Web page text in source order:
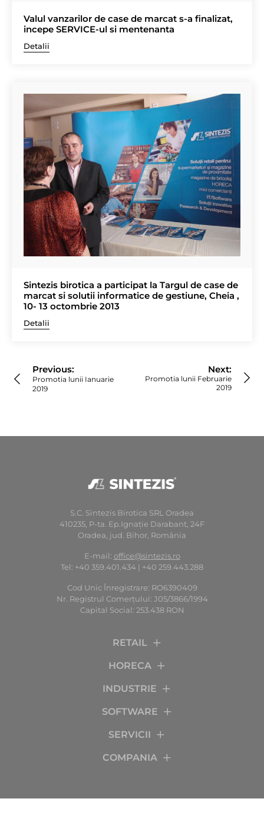
Valul vanzarilor de case de marcat s-a finalizat,
incepe SERVICE-ul si mentenanta
Detalii
Sintezis birotica a participat la Targul de case de
marcat si solutii informatice de gestiune, Cheia ,
10- 13 octombrie 2013
Detalii
articole
Previous:
Promotia lunii Ianuarie
2019
Next:
Promotia lunii Februarie
2019
S.C. Sintezis Birotica SRL Oradea
410235, P-ta. Ep.Ignaţie Darabant, 24F
Oradea, jud. Bihor, România
E-mail: office@sintezis.ro
Tel: +40 359.401.434 | +40 259.443.288
Cod Unic Înregistrare: RO6390409
Nr. Registrul Comerţului: J05/3866/1994
Capital Social: 253.438 RON
RETAIL
HORECA
INDUSTRIE
SOFTWARE
SERVICII
COMPANIA